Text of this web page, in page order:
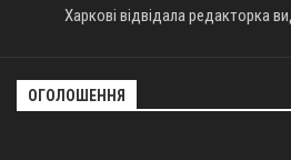
Харкові відвідала редакторка
ОГОЛОШЕННЯ